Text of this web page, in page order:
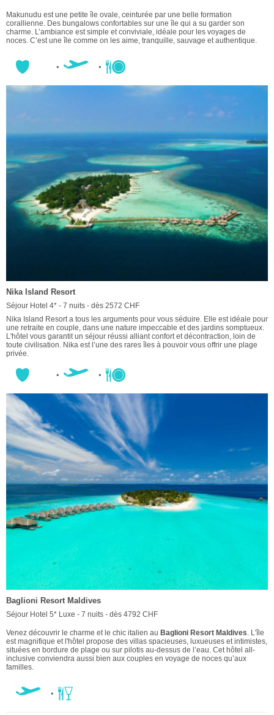
Makunudu est une petite île ovale, ceinturée par une belle formation
corallienne. Des bungalows confortables sur une île qui a su garder son
charme. L’ambiance est simple et conviviale, idéale pour les voyages de
noces. C’est une île comme on les aime, tranquille, sauvage et authentique.
Nika Island Resort
Séjour Hotel 4* - 7 nuits - dès 2572 CHF
Nika Island Resort a tous les arguments pour vous séduire. Elle est idéale pour
une retraite en couple, dans une nature impeccable et des jardins somptueux.
L'hôtel vous garantit un séjour réussi alliant confort et décontraction, loin de
toute civilisation. Nika est l’une des rares îles à pouvoir vous offrir une plage
privée.
Baglioni Resort Maldives
Séjour Hotel 5* Luxe - 7 nuits - dès 4792 CHF
Venez découvrir le charme et le chic italien au Baglioni Resort Maldives. L'île
est magnifique et l'hôtel propose des villas spacieuses, luxueuses et intimistes,
situées en bordure de plage ou sur pilotis au-dessus de l’eau. Cet hôtel all-
inclusive conviendra aussi bien aux couples en voyage de noces qu’aux
familles.